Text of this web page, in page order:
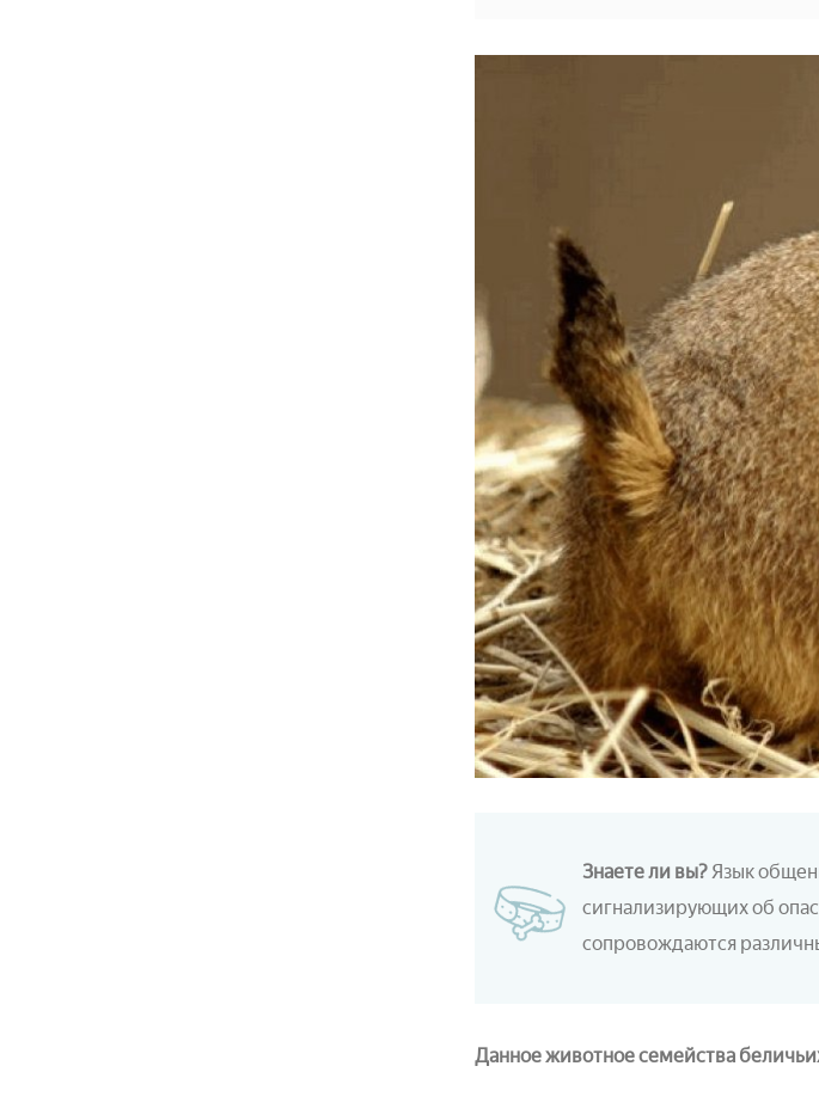
Знаете ли вы?Язык
сигнализирующих об
сопровождаются
Данное животное семейства